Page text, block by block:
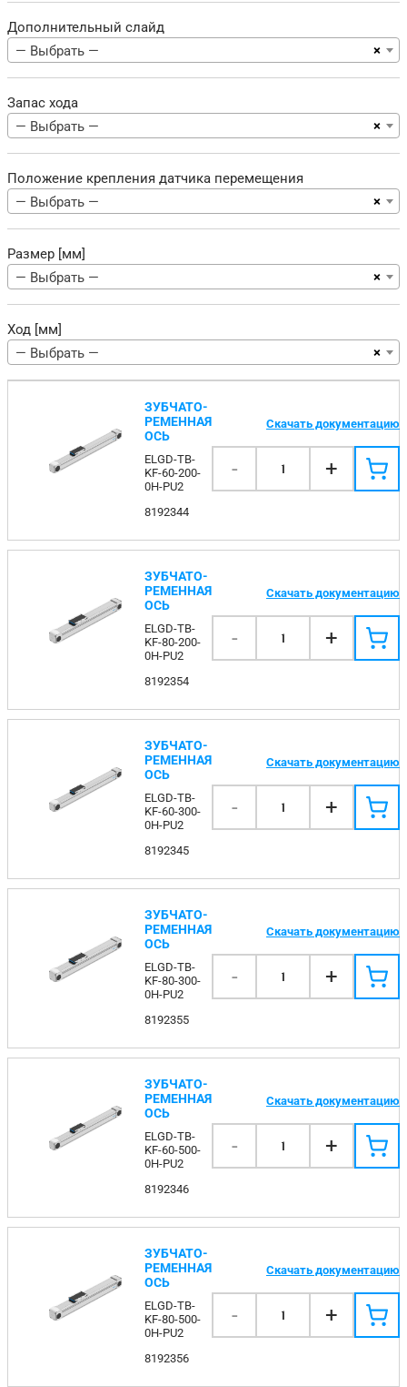
Дополнительный слайд
×
— Выбрать —
Запас хода
×
— Выбрать —
Положение крепления датчика перемещения
×
— Выбрать —
Размер [мм]
×
— Выбрать —
Ход [мм]
×
— Выбрать —
ЗУБЧАТО-
РЕМЕННАЯ
ОСЬ
ELGD-TB-
KF-60-200-
0H-PU2
8192344
Скачать документацию
- 1 +
ЗУБЧАТО-
РЕМЕННАЯ
ОСЬ
ELGD-TB-
KF-80-200-
0H-PU2
8192354
Скачать документацию
- 1 +
ЗУБЧАТО-
РЕМЕННАЯ
ОСЬ
ELGD-TB-
KF-60-300-
0H-PU2
8192345
Скачать документацию
- 1 +
ЗУБЧАТО-
РЕМЕННАЯ
ОСЬ
ELGD-TB-
KF-80-300-
0H-PU2
8192355
Скачать документацию
- 1 +
ЗУБЧАТО-
РЕМЕННАЯ
ОСЬ
ELGD-TB-
KF-60-500-
0H-PU2
8192346
Скачать документацию
- 1 +
ЗУБЧАТО-
РЕМЕННАЯ
ОСЬ
ELGD-TB-
KF-80-500-
0H-PU2
8192356
Скачать документацию
- 1 +